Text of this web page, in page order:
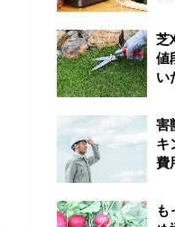
芝
値
い
害
キ
費
も